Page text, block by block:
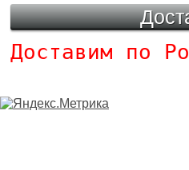
Доставим по